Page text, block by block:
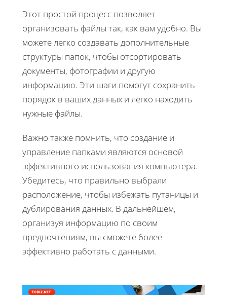
Этот простой процесс позволяет
организовать файлы так, как вам удобно. Вы
можете легко создавать дополнительные
структуры папок, чтобы отсортировать
документы, фотографии и другую
информацию. Эти шаги помогут сохранить
порядок в ваших данных и легко находить
нужные файлы.
Важно также помнить, что создание и
управление папками являются основой
эффективного использования компьютера.
Убедитесь, что правильно выбрали
расположение, чтобы избежать путаницы и
дублирования данных. В дальнейшем,
организуя информацию по своим
предпочтениям, вы сможете более
эффективно работать с данными.